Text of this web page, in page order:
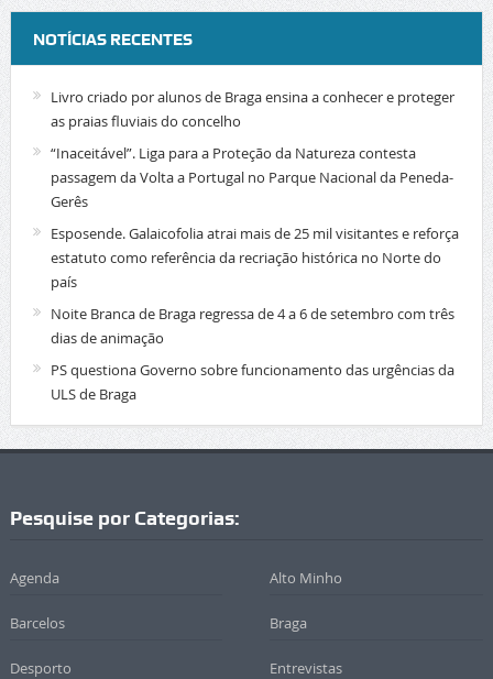
NOTÍCIAS RECENTES
Livro criado por alunos de Braga ensina a conhecer e proteger
as praias fluviais do concelho
“Inaceitável”. Liga para a Proteção da Natureza contesta
passagem da Volta a Portugal no Parque Nacional da Peneda-
Gerês
Esposende. Galaicofolia atrai mais de 25 mil visitantes e reforça
estatuto como referência da recriação histórica no Norte do
país
Noite Branca de Braga regressa de 4 a 6 de setembro com três
dias de animação
PS questiona Governo sobre funcionamento das urgências da
ULS de Braga
Pesquise por Categorias:
Agenda Alto Minho
Barcelos Braga
Desporto Entrevistas